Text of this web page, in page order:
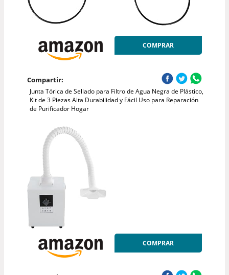
COMPRAR
Compartir:
Junta Tórica de Sellado para Filtro de Agua Negra de Plástico,
Kit de 3 Piezas Alta Durabilidad y Fácil Uso para Reparación
de Purificador Hogar
COMPRAR